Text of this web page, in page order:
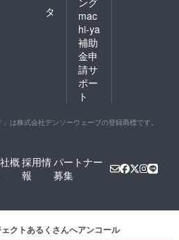
タ
mac
hi-ya
補助
金申
請サ
ポー
ト
」は株式会社デンソーウェーブの登録商標です。
概採用情
報
パートナー
募集
クトあるく さんへアンコール